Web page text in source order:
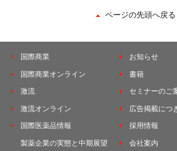
ページの先頭へ戻る
国際商業
国際商業オンライン
激流
激流オンライン
国際医薬品情報
製薬企業の実態と中期展望
お知らせ
書籍
セミナーのご
広告掲載につ
採用情報
会社案内